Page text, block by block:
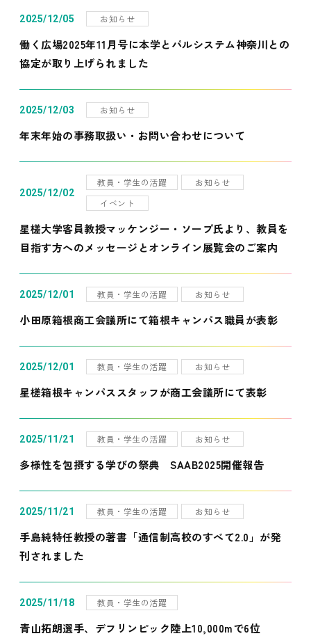
2025/12/05 お知らせ
働く広場2025年11月号に本学とパルシステム神奈川との
協定が取り上げられました
2025/12/03 お知らせ
年末年始の事務取扱い・お問い合わせについて
2025/12/02
教員・学生の活躍
お知らせ
イベント
星槎大学客員教授マッケンジー・ソープ氏より、教員を
目指す方へのメッセージとオンライン展覧会のご案内
2025/12/01 教員・学生の活躍 お知らせ
小田原箱根商工会議所にて箱根キャンパス職員が表彰
2025/12/01 教員・学生の活躍 お知らせ
星槎箱根キャンパススタッフが商工会議所にて表彰
2025/11/21 教員・学生の活躍 お知らせ
多様性を包摂する学びの祭典 SAAB2025開催報告
2025/11/21 教員・学生の活躍 お知らせ
手島純特任教授の著書「通信制高校のすべて2.0」が発
刊されました
2025/11/18 教員・学生の活躍
青山拓朗選手、デフリンピック陸上10,000mで6位